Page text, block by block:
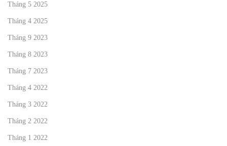
Tháng 5 2025
Tháng 4 2025
Tháng 9 2023
Tháng 8 2023
Tháng 7 2023
Tháng 4 2022
Tháng 3 2022
Tháng 2 2022
Tháng 1 2022